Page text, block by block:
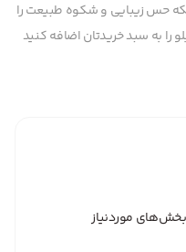
حس زیبایی و شکوه طبیعت را
را به سبد خریدتان اضافه کنید
بخش‌های موردنیاز